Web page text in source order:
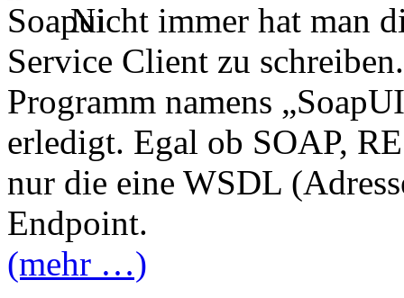
Nicht immer hat man
Service Client zu
Programm namens
erledigt. Egal ob SOAP,
nur die eine WSDL
Endpoint.
(mehr …)